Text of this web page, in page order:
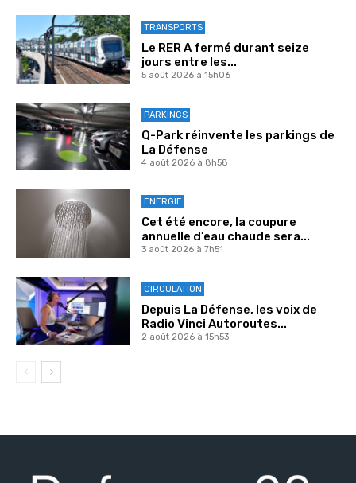
TRANSPORTS
Le RER A fermé durant seize
jours entre les...
5 août 2026 à 15h06
PARKINGS
Q-Park réinvente les parkings de
La Défense
4 août 2026 à 8h58
ENERGIE
Cet été encore, la coupure
annuelle d’eau chaude sera...
3 août 2026 à 7h51
CIRCULATION
Depuis La Défense, les voix de
Radio Vinci Autoroutes...
2 août 2026 à 15h53